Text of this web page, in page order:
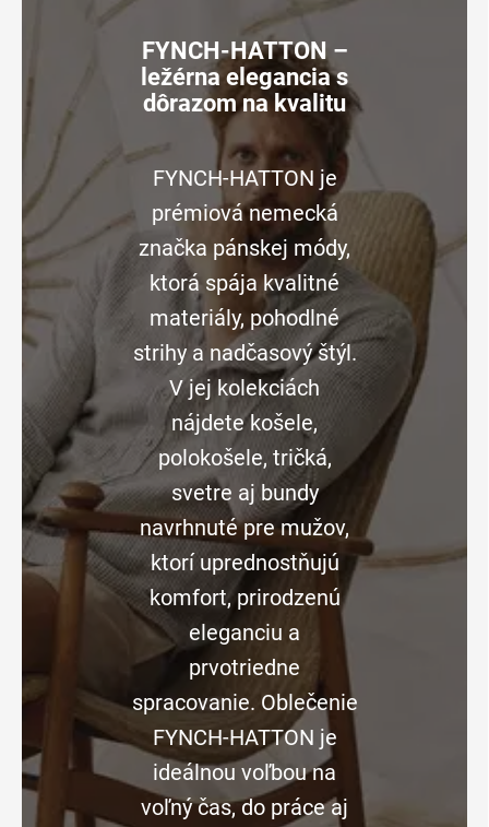
FYNCH-HATTON –
ležérna elegancia s
dôrazom na kvalitu
FYNCH-HATTON je
prémiová nemecká
značka pánskej módy,
ktorá spája kvalitné
materiály, pohodlné
strihy a nadčasový štýl.
V jej kolekciách
nájdete košele,
polokošele, tričká,
svetre aj bundy
navrhnuté pre mužov,
ktorí uprednostňujú
komfort, prirodzenú
eleganciu a
prvotriedne
spracovanie. Oblečenie
FYNCH-HATTON je
ideálnou voľbou na
voľný čas, do práce aj